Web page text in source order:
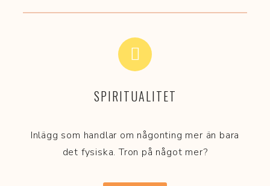
SPIRITUALITET
Inlägg som handlar om någonting mer än bara
det fysiska. Tron på något mer?